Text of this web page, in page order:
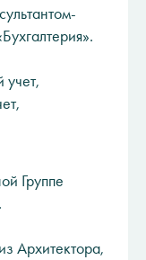
учет,
Группе
Архитектора,